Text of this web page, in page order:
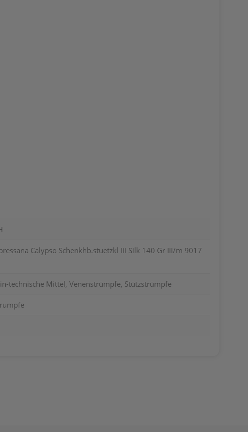
Calypso Schenkhb.stuetzkl Iii Silk 140 Gr Iii/m 9017
technische Mittel, Venenstrümpfe, Stützstrümpfe